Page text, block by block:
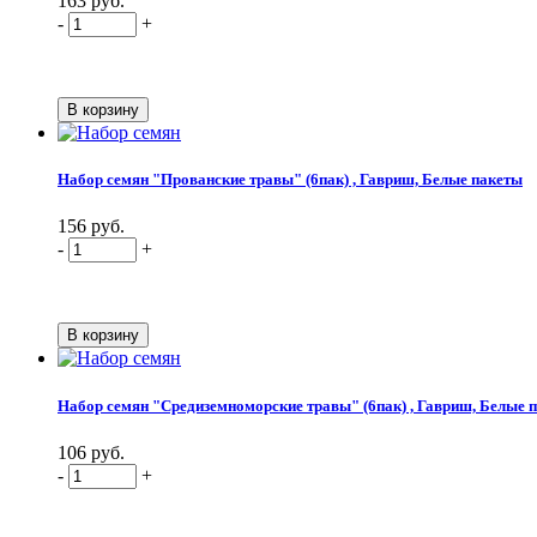
-
+
Набор семян "Прованские травы" (6пак) , Гавриш, Белые пакеты
156 руб.
-
+
Набор семян "Средиземноморские травы" (6пак) , Гавриш, Белые
106 руб.
-
+